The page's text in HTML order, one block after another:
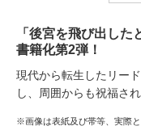
「後宮を飛び出し
書籍化第2弾！
現代から転生したリー
し、周囲からも祝福さ
※画像は表紙及び帯等、実際と